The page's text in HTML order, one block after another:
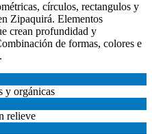
círculos, rectangulos y
Zipaquirá. Elementos
crean profundidad y
de formas, colores e
y orgánicas
relieve